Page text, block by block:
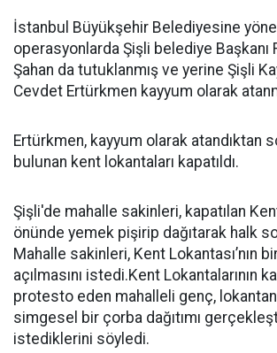
İstanbul Büyükşehir Belediyesine
operasyonlarda Şişli belediye Başkanı
Şahan da tutuklanmış ve yerine Şişli
Cevdet Ertürkmen kayyum olarak
Ertürkmen, kayyum olarak atandıktan
bulunan kent lokantaları kapatıldı.
Şişli'de mahalle sakinleri, kapatılan Kent
önünde yemek pişirip dağıtarak halk
Mahalle sakinleri, Kent Lokantası’nın
açılmasını istedi.Kent Lokantalarının
protesto eden mahalleli genç,
simgesel bir çorba dağıtımı
istediklerini söyledi.